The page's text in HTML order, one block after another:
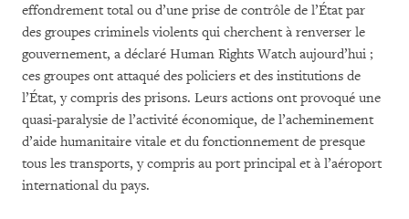
effondrement total ou d’une prise de contrôle de l’État par
des groupes criminels violents qui cherchent à renverser le
gouvernement, a déclaré Human Rights Watch aujourd’hui ;
ces groupes ont attaqué des policiers et des institutions de
l’État, y compris des prisons. Leurs actions ont provoqué une
quasi-paralysie de l’activité économique, de l’acheminement
d’aide humanitaire vitale et du fonctionnement de presque
tous les transports, y compris au port principal et à l’aéroport
international du pays.